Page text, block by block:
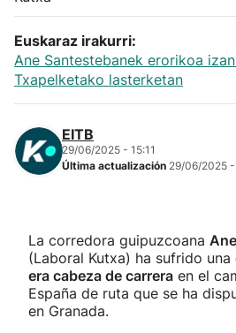
Euskaraz irakurri:
Ane Santestebanek erorikoa
Txapelketako lasterketan
EITB
29/06/2025 - 15:11
Última actualización 29/06/2025 -
La corredora guipuzcoana
(Laboral Kutxa) ha sufrido una
era cabeza de carrera en el
España de ruta que se ha
en Granada.